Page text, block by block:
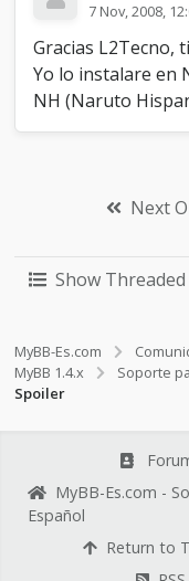
7 Nov, 2008,
Gracias
Yo lo instalare en
NH (Naruto
Next
Show
MyBB-Es.com
MyBB 1.4.x
Soporte
Spoiler
MyBB-Es.com -
Español
Return to